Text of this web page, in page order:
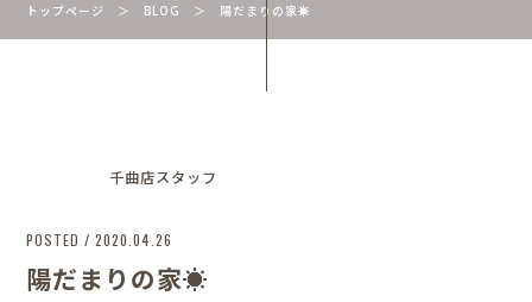
トップページ ＞ BLOG ＞ 陽だまりの家☀️
千曲店スタッフ
POSTED / 2020.04.26
陽だまりの家☀️